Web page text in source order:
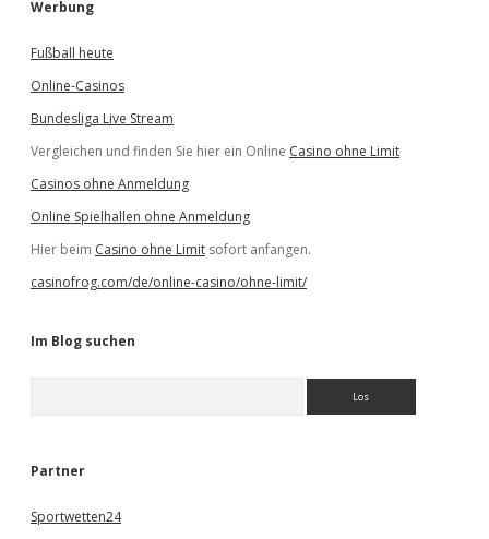
Werbung
Fußball heute
Online-Casinos
Bundesliga Live Stream
Vergleichen und finden Sie hier ein Online Casino ohne Limit
Casinos ohne Anmeldung
Online Spielhallen ohne Anmeldung
Hier beim Casino ohne Limit sofort anfangen.
casinofrog.com/de/online-casino/ohne-limit/
Im Blog suchen
e
Partner
Sportwetten24